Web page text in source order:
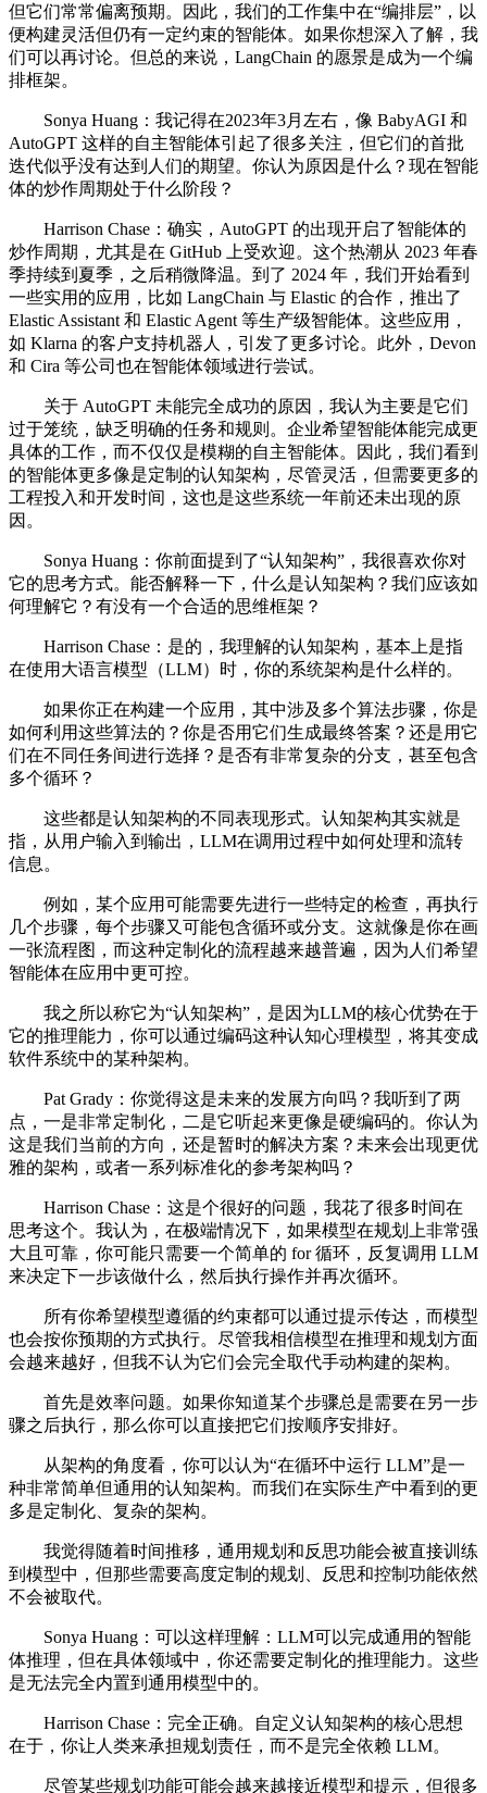
但它们常常偏离预期。因此，我们的工作集中在“编排层”，以
便构建灵活但仍有一定约束的智能体。如果你想深入了解，我
们可以再讨论。但总的来说，LangChain 的愿景是成为一个编
排框架。
Sonya Huang：我记得在2023年3月左右，像 BabyAGI 和
AutoGPT 这样的自主智能体引起了很多关注，但它们的首批
迭代似乎没有达到人们的期望。你认为原因是什么？现在智能
体的炒作周期处于什么阶段？
Harrison Chase：确实，AutoGPT 的出现开启了智能体的
炒作周期，尤其是在 GitHub 上受欢迎。这个热潮从 2023 年春
季持续到夏季，之后稍微降温。到了 2024 年，我们开始看到
一些实用的应用，比如 LangChain 与 Elastic 的合作，推出了
Elastic Assistant 和 Elastic Agent 等生产级智能体。这些应用，
如 Klarna 的客户支持机器人，引发了更多讨论。此外，Devon
和 Cira 等公司也在智能体领域进行尝试。
关于 AutoGPT 未能完全成功的原因，我认为主要是它们
过于笼统，缺乏明确的任务和规则。企业希望智能体能完成更
具体的工作，而不仅仅是模糊的自主智能体。因此，我们看到
的智能体更多像是定制的认知架构，尽管灵活，但需要更多的
工程投入和开发时间，这也是这些系统一年前还未出现的原
因。
Sonya Huang：你前面提到了“认知架构”，我很喜欢你对
它的思考方式。能否解释一下，什么是认知架构？我们应该如
何理解它？有没有一个合适的思维框架？
Harrison Chase：是的，我理解的认知架构，基本上是指
在使用大语言模型（LLM）时，你的系统架构是什么样的。
如果你正在构建一个应用，其中涉及多个算法步骤，你是
如何利用这些算法的？你是否用它们生成最终答案？还是用它
们在不同任务间进行选择？是否有非常复杂的分支，甚至包含
多个循环？
这些都是认知架构的不同表现形式。认知架构其实就是
指，从用户输入到输出，LLM在调用过程中如何处理和流转
信息。
例如，某个应用可能需要先进行一些特定的检查，再执行
几个步骤，每个步骤又可能包含循环或分支。这就像是你在画
一张流程图，而这种定制化的流程越来越普遍，因为人们希望
智能体在应用中更可控。
我之所以称它为“认知架构”，是因为LLM的核心优势在于
它的推理能力，你可以通过编码这种认知心理模型，将其变成
软件系统中的某种架构。
Pat Grady：你觉得这是未来的发展方向吗？我听到了两
点，一是非常定制化，二是它听起来更像是硬编码的。你认为
这是我们当前的方向，还是暂时的解决方案？未来会出现更优
雅的架构，或者一系列标准化的参考架构吗？
Harrison Chase：这是个很好的问题，我花了很多时间在
思考这个。我认为，在极端情况下，如果模型在规划上非常强
大且可靠，你可能只需要一个简单的 for 循环，反复调用 LLM
来决定下一步该做什么，然后执行操作并再次循环。
所有你希望模型遵循的约束都可以通过提示传达，而模型
也会按你预期的方式执行。尽管我相信模型在推理和规划方面
会越来越好，但我不认为它们会完全取代手动构建的架构。
首先是效率问题。如果你知道某个步骤总是需要在另一步
骤之后执行，那么你可以直接把它们按顺序安排好。
从架构的角度看，你可以认为“在循环中运行 LLM”是一
种非常简单但通用的认知架构。而我们在实际生产中看到的更
多是定制化、复杂的架构。
我觉得随着时间推移，通用规划和反思功能会被直接训练
到模型中，但那些需要高度定制的规划、反思和控制功能依然
不会被取代。
Sonya Huang：可以这样理解：LLM可以完成通用的智能
体推理，但在具体领域中，你还需要定制化的推理能力。这些
是无法完全内置到通用模型中的。
Harrison Chase：完全正确。自定义认知架构的核心思想
在于，你让人类来承担规划责任，而不是完全依赖 LLM。
尽管某些规划功能可能会越来越接近模型和提示，但很多